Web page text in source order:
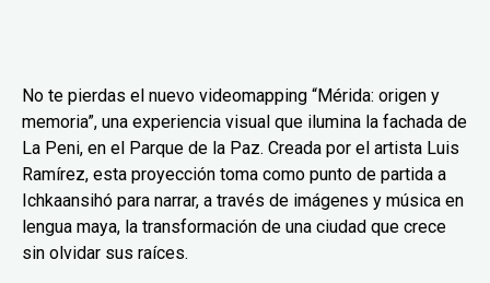
No te pierdas el nuevo videomapping “Mérida: origen y
memoria”, una experiencia visual que ilumina la fachada de
La Peni, en el Parque de la Paz. Creada por el artista Luis
Ramírez, esta proyección toma como punto de partida a
Ichkaansihó para narrar, a través de imágenes y música en
lengua maya, la transformación de una ciudad que crece
sin olvidar sus raíces.